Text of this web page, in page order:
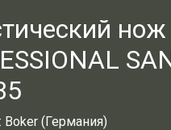
нож
Boker (Германия)